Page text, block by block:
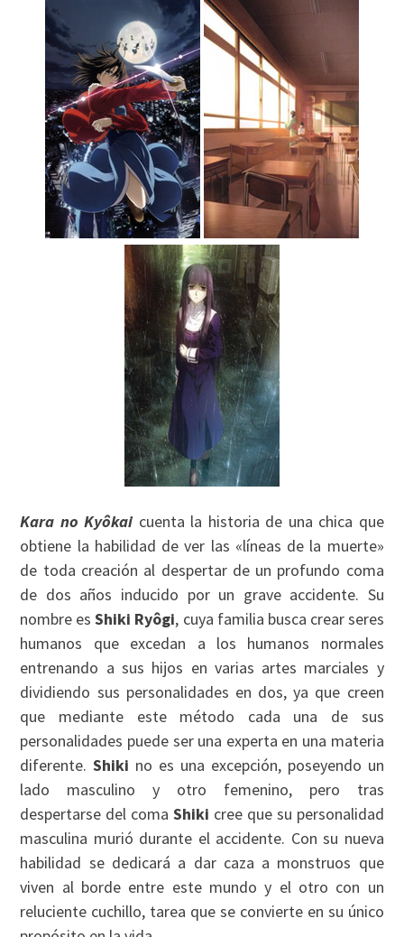
Kara no Kyôkaicuenta la historia de una chica que
obtiene la habilidad de ver las «líneas de la muerte»
de toda creación al despertar de un profundo coma
de dos años inducido por un grave accidente. Su
nombre esShiki Ryôgi, cuya familia busca crear seres
humanos que excedan a los humanos normales
entrenando a sus hijos en varias artes marciales y
dividiendo sus personalidades en dos, ya que creen
que mediante este método cada una de sus
personalidades puede ser una experta en una materia
diferente.Shiki no es una excepción, poseyendo un
lado masculino y otro femenino, pero tras
despertarse del comaShiki cree que su personalidad
masculina murió durante el accidente. Con su nueva
habilidad se dedicará a dar caza a monstruos que
viven al borde entre este mundo y el otro con un
reluciente cuchillo, tarea que se convierte en su único